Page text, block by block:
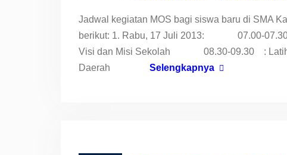
Jadwal kegiatan MOS bagi siswa baru di SMA
berikut: 1. Rabu, 17 Juli 2013: 07.00-
Visi dan Misi Sekolah 08.30-09.30 :
Daerah
Selengkapnya